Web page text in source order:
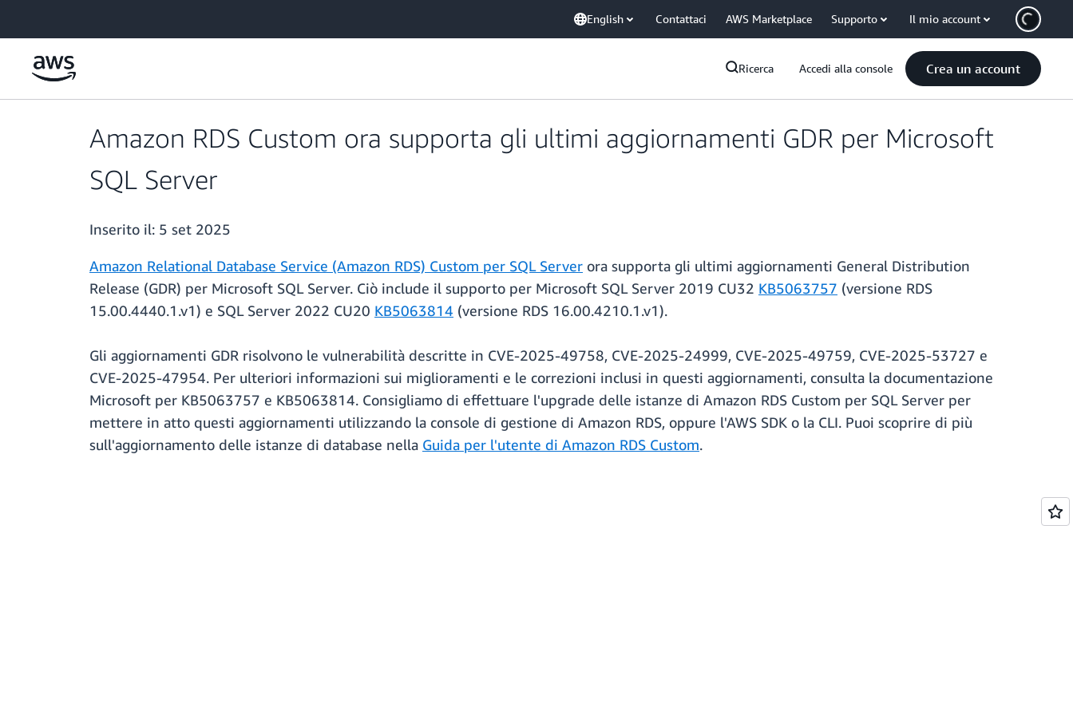
English Contattaci AWS Marketplace Supporto Il mio account
Ricerca Accedi alla console Crea un account
Amazon RDS Custom ora supporta gli ultimi aggiornamenti GDR per Microsoft
SQL Server
Inserito il: 5 set 2025
Amazon Relational Database Service (Amazon RDS) Custom per SQL Server ora supporta gli ultimi aggiornamenti General Distribution
Release (GDR) per Microsoft SQL Server. Ciò include il supporto per Microsoft SQL Server 2019 CU32 KB5063757 (versione RDS
15.00.4440.1.v1) e SQL Server 2022 CU20 KB5063814 (versione RDS 16.00.4210.1.v1).
Gli aggiornamenti GDR risolvono le vulnerabilità descritte in CVE-2025-49758, CVE-2025-24999, CVE-2025-49759, CVE-2025-53727 e
CVE-2025-47954. Per ulteriori informazioni sui miglioramenti e le correzioni inclusi in questi aggiornamenti, consulta la documentazione
Microsoft per KB5063757 e KB5063814. Consigliamo di effettuare l'upgrade delle istanze di Amazon RDS Custom per SQL Server per
mettere in atto questi aggiornamenti utilizzando la console di gestione di Amazon RDS, oppure l'AWS SDK o la CLI. Puoi scoprire di più
sull'aggiornamento delle istanze di database nella Guida per l'utente di Amazon RDS Custom.